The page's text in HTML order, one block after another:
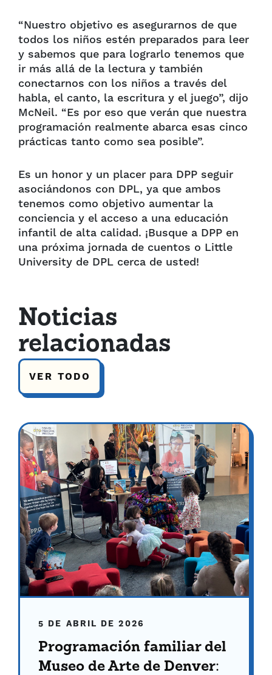
“Nuestro objetivo es asegurarnos de que
todos los niños estén preparados para leer
y sabemos que para lograrlo tenemos que
ir más allá de la lectura y también
conectarnos con los niños a través del
habla, el canto, la escritura y el juego”, dijo
McNeil. “Es por eso que verán que nuestra
programación realmente abarca esas cinco
prácticas tanto como sea posible”.
Es un honor y un placer para DPP seguir
asociándonos con DPL, ya que ambos
tenemos como objetivo aumentar la
conciencia y el acceso a una educación
infantil de alta calidad. ¡Busque a DPP en
una próxima jornada de cuentos o Little
University de DPL cerca de usted!
Noticias
relacionadas
VER TODO
5 DE ABRIL DE 2026
Programación familiar del
Museo de Arte de Denver: